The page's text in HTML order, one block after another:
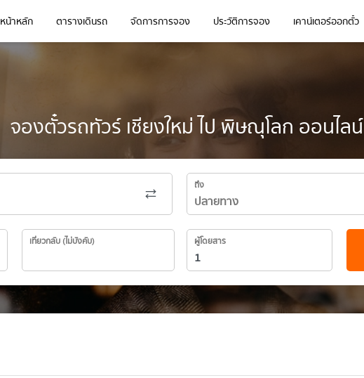
หน้าหลัก ตารางเดินรถ จัดการการจอง ประวัติการจอง เคาน์เตอร์ออกตั๋ว
จองตั๋วรถทัวร์ เชียงใหม่ ไป พิษณุโลก ออนไลน์
ถึง
เที่ยวกลับ (ไม่บังคับ) ผู้โดยสาร